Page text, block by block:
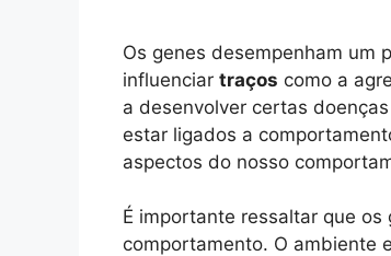
Os genes desempenham um
influenciar traços como a
a desenvolver certas
estar ligados a
aspectos do nosso
É importante ressaltar que
comportamento. O ambiente